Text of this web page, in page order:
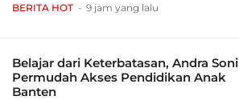
BERITA HOT 9 jam yang lalu
Belajar dari Keterbatasan, Andra Soni
Permudah Akses Pendidikan Anak
Banten